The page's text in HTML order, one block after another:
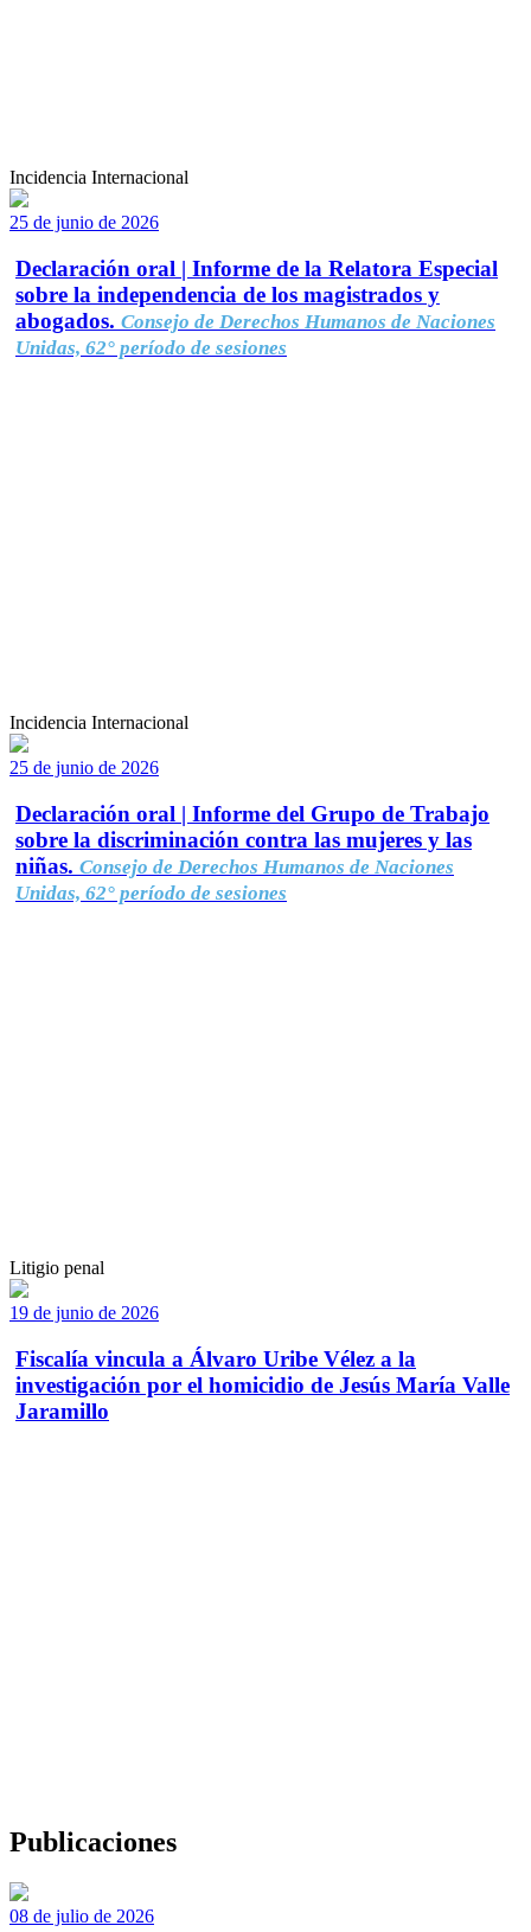
Incidencia Internacional
25 de junio de 2026
Declaración oral | Informe de la Relatora Especial
sobre la independencia de los magistrados y
abogados. Consejo de Derechos Humanos de Naciones
Unidas, 62° período de sesiones
Incidencia Internacional
25 de junio de 2026
Declaración oral | Informe del Grupo de Trabajo
sobre la discriminación contra las mujeres y las
niñas. Consejo de Derechos Humanos de Naciones
Unidas, 62° período de sesiones
Litigio penal
19 de junio de 2026
Fiscalía vincula a Álvaro Uribe Vélez a la
investigación por el homicidio de Jesús María Valle
Jaramillo
Publicaciones
08 de julio de 2026